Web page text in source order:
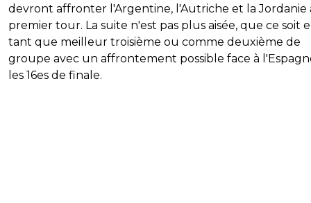
devront affronter l'Argentine, l'Autriche et la Jordanie
premier tour. La suite n'est pas plus aisée, que ce soit
tant que meilleur troisième ou comme deuxième de
groupe avec un affrontement possible face à
les 16es de finale.